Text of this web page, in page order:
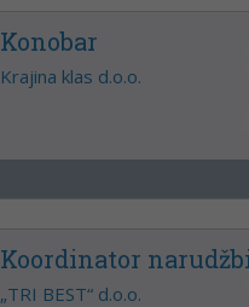
Konobar
Krajina klas d.o.o.
Koordinator
„TRI BEST“ d.o.o.